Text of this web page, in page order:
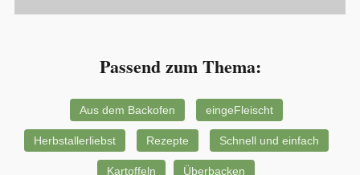
Passend zum Thema:
Aus dem Backofen eingeFleischt
Herbstallerliebst Rezepte Schnell und einfach
Kartoffeln Überbacken